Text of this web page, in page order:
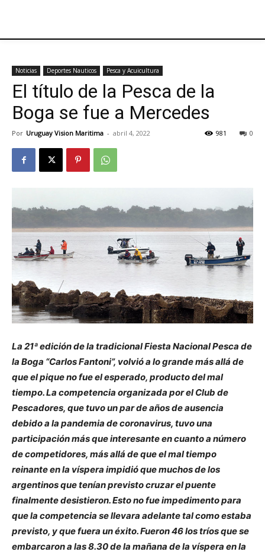
Noticias Deportes Nauticos Pesca y Acuicultura
El título de la Pesca de la
Boga se fue a Mercedes
Por Uruguay Vision Maritima - abril 4, 2022 0
981
La 21ª edición de la tradicional Fiesta Nacional Pesca de
la Boga “Carlos Fantoni”, volvió a lo grande más allá de
que el pique no fue el esperado, producto del mal
tiempo. La competencia organizada por el Club de
Pescadores, que tuvo un par de años de ausencia
debido a la pandemia de coronavirus, tuvo una
participación más que interesante en cuanto a número
de competidores, más allá de que el mal tiempo
reinante en la víspera impidió que muchos de los
argentinos que tenían previsto cruzar el puente
finalmente desistieron. Esto no fue impedimento para
que la competencia se llevara adelante tal como estaba
previsto, y que fuera un éxito. Fueron 46 los tríos que se
embarcaron a las 8.30 de la mañana de la víspera en la